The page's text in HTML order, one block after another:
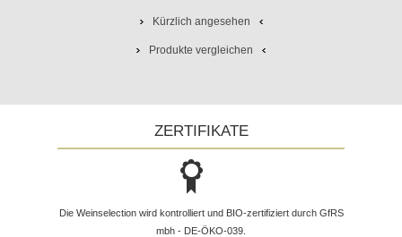
Kürzlich angesehen
Produkte vergleichen
ZERTIFIKATE
Die Weinselection wird kontrolliert und BIO-zertifiziert durch GfRS
mbh - DE-ÖKO-039.